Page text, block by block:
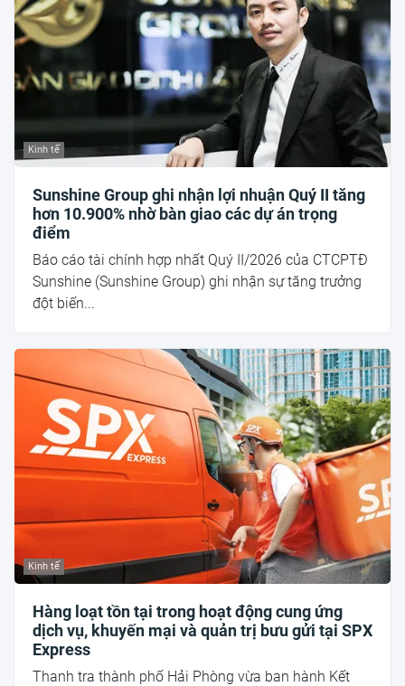
Kinh tế
Sunshine Group ghi nhận lợi nhuận Quý II tăng
hơn 10.900% nhờ bàn giao các dự án trọng
điểm
Báo cáo tài chính hợp nhất Quý II/2026 của CTCPTĐ
Sunshine (Sunshine Group) ghi nhận sự tăng trưởng
đột biến...
Kinh tế
Hàng loạt tồn tại trong hoạt động cung ứng
dịch vụ, khuyến mại và quản trị bưu gửi tại SPX
Express
Thanh tra thành phố Hải Phòng vừa ban hành Kết